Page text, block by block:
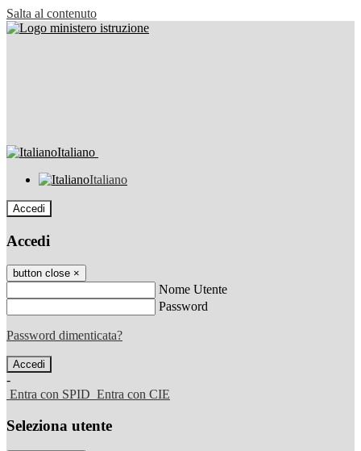
Salta al contenuto
Italiano
Italiano
Accedi
Accedi
button close ×
Nome Utente
Password
Password dimenticata?
-
Entra con SPID Entra con CIE
Seleziona utente